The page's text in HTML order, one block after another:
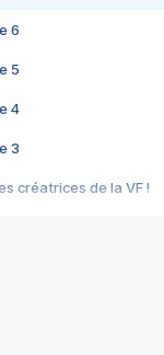
6
5
4
3
créatrices de la VF !